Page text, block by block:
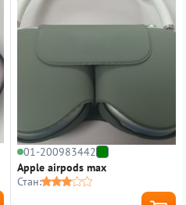
01-200983442
Apple airpods max
Стан: